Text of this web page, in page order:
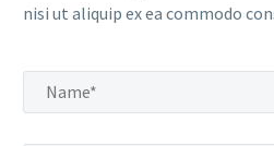
nisi ut aliquip ex ea commodo